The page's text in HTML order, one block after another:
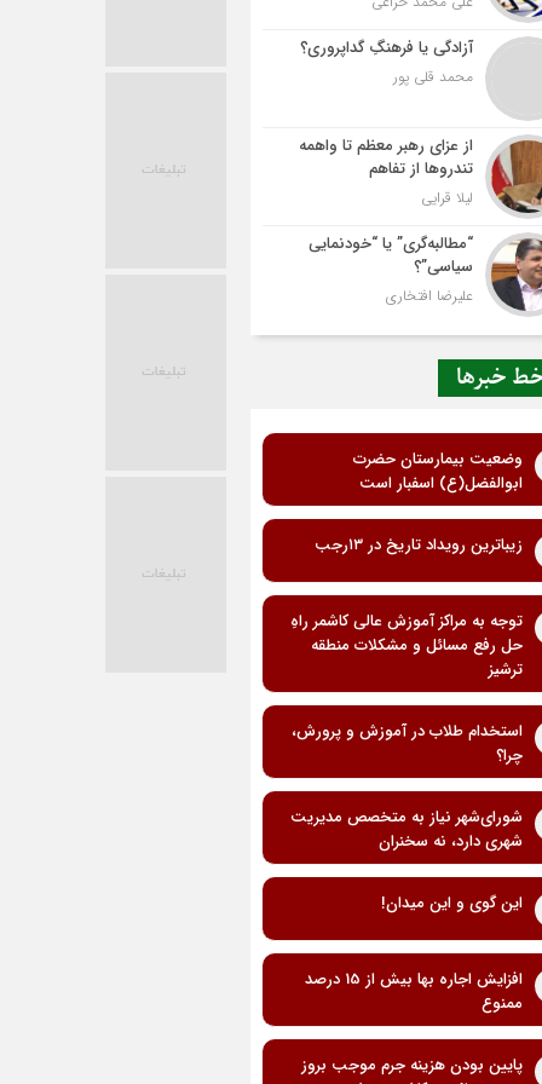
آزادگی یا فرهنگِ گداپروری؟
محمد قلی پور
از عزای رهبر معظم تا واهمه
تندروها از تفاهم
لیلا قرایی
“مطالبه‌گری” یا “خودنمایی
سیاسی”؟
علیرضا افتخاری
خبرها
وضعیت بیمارستان حضرت
ابوالفضل(ع) اسفبار است
زیباترین رویداد تاریخ در ۱۳رجب
توجه به مراکز آموزش عالی کاشمر راهِ
حل رفع مسائل و مشکلات منطقه
ترشیز
استخدام طلاب در آموزش و پرورش،
چرا؟
شورای‌شهر نیاز به متخصص مدیریت
شهری دارد، نه سخنران
این گوی و این میدان!
افزایش اجاره بها بیش از 15 درصد
ممنوع
پایین بودن هزینه جرم موجب بروز